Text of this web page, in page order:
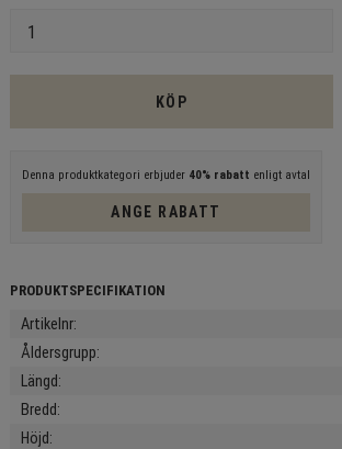
KÖP
Denna produktkategori erbjuder 40% rabatt enligt avtal
ANGE RABATT
Artikelnr
Åldersgrupp
Längd
Bredd
Höjd